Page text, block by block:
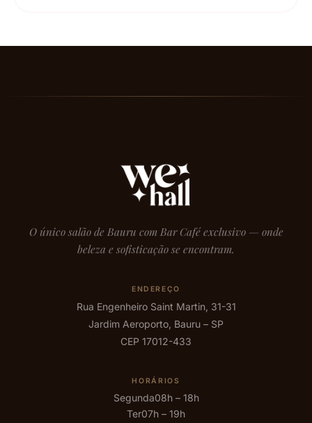
O único salão de Bauru com Bar Café exclusivo — onde
beleza e sofisticação se encontram.
ENDEREÇO
Rua Engenheiro Saint Martin, 31-31
Jardim Aeroporto, Bauru – SP
CEP 17012-433
HORÁRIOS
Segunda08h – 18h
Ter07h – 19h